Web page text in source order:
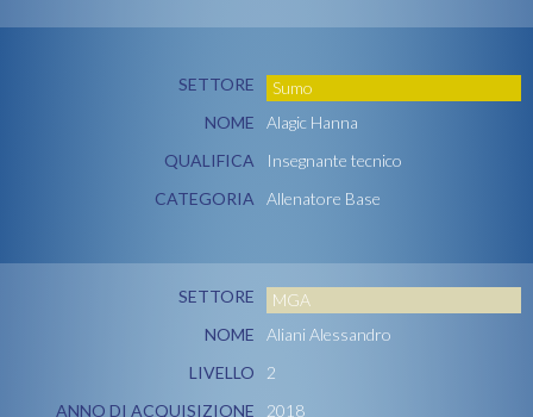
SETTORE
Sumo
NOME
Alagic Hanna
QUALIFICA
Insegnante tecnico
CATEGORIA
Allenatore Base
SETTORE
MGA
NOME
Aliani Alessandro
LIVELLO
2
ANNO DI ACQUISIZIONE
2018